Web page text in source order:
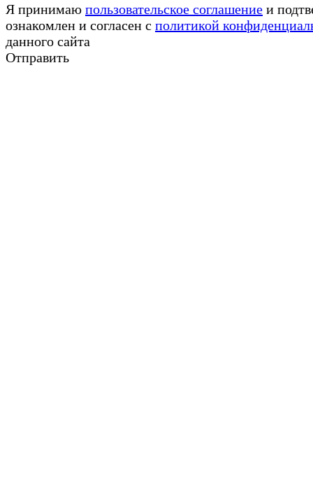
Я принимаю пользовательское соглашение и
ознакомлен и согласен с политикой
данного сайта
Отправить